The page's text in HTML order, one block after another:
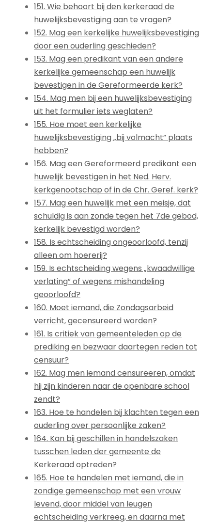
151. Wie behoort bij den kerkeraad de
huwelijksbevestiging aan te vragen?
152. Mag een kerkelijke huwelijksbevestiging
door een ouderling geschieden?
153. Mag een predikant van een andere
kerkelijke gemeenschap een huwelijk
bevestigen in de Gereformeerde kerk?
154. Mag men bij een huwelijksbevestiging
uit het formulier iets weglaten?
155. Hoe moet een kerkelijke
huwelijksbevestiging „bij volmacht” plaats
hebben?
156. Mag een Gereformeerd predikant een
huwelijk bevestigen in het Ned. Herv.
kerkgenootschap of in de Chr. Geref. kerk?
157. Mag een huwelijk met een meisje, dat
schuldig is aan zonde tegen het 7de gebod,
kerkelijk bevestigd worden?
158. Is echtscheiding ongeoorloofd, tenzij
alleen om hoererij?
159. Is echtscheiding wegens „kwaadwillige
verlating” of wegens mishandeling
geoorloofd?
160. Moet iemand, die Zondagsarbeid
verricht, gecensureerd worden?
161. Is critiek van gemeenteleden op de
prediking en bezwaar daartegen reden tot
censuur?
162. Mag men iemand censureeren, omdat
hij zijn kinderen naar de openbare school
zendt?
163. Hoe te handelen bij klachten tegen een
ouderling over persoonlijke zaken?
164. Kan bij geschillen in handelszaken
tusschen leden der gemeente de
Kerkeraad optreden?
165. Hoe te handelen met iemand, die in
zondige gemeenschap met een vrouw
levend, door middel van leugen
echtscheiding verkreeg, en daarna met